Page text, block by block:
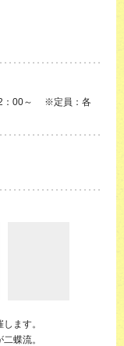
：00～ ※定員：各
ます。
蝶流。